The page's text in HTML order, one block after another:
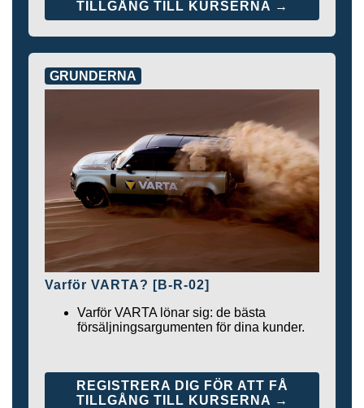
TILLGÅNG TILL KURSERNA →
GRUNDERNA
Varför VARTA? [B-R-02]
Varför VARTA lönar sig: de bästa
försäljningsargumenten för dina kunder.
REGISTRERA DIG FÖR ATT FÅ
TILLGÅNG TILL KURSERNA →